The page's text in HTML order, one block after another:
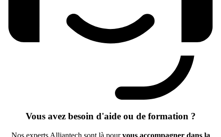
Vous avez besoin d'aide ou de formation ?
Nos experts Alliantech sont là pourvous accompagner dans la